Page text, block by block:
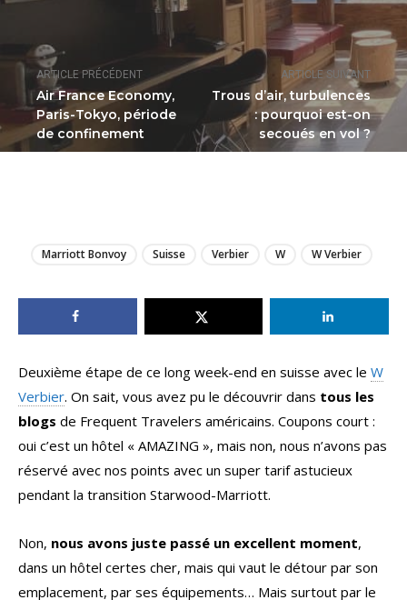
ARTICLE PRÉCÉDENT
Air France Economy,
Paris-Tokyo, période
de confinement
ARTICLE SUIVANT
Trous d’air, turbulences
: pourquoi est-on
secoués en vol ?
Marriott Bonvoy Suisse Verbier W W Verbier
Deuxième étape de ce long week-end en suisse avec le W
Verbier. On sait, vous avez pu le découvrir dans tous les
blogs de Frequent Travelers américains. Coupons court :
oui c’est un hôtel « AMAZING », mais non, nous n’avons pas
réservé avec nos points avec un super tarif astucieux
pendant la transition Starwood-Marriott.
Non, nous avons juste passé un excellent moment,
dans un hôtel certes cher, mais qui vaut le détour par son
emplacement, par ses équipements… Mais surtout par le